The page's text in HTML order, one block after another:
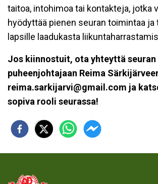
taitoa, intohimoa tai kontakteja, jotka
hyödyttää pienen seuran toimintaa ja
lapsille laadukasta
Jos kiinnostuit, ota yhteyttä seuran
puheenjohtajaan Reima
reima.sarkijarvi@gmail.com ja
sopiva rooli seurassa!